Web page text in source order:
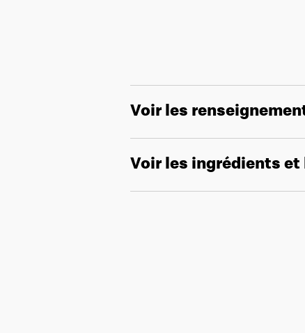
Voir les
Voir les ingrédients et